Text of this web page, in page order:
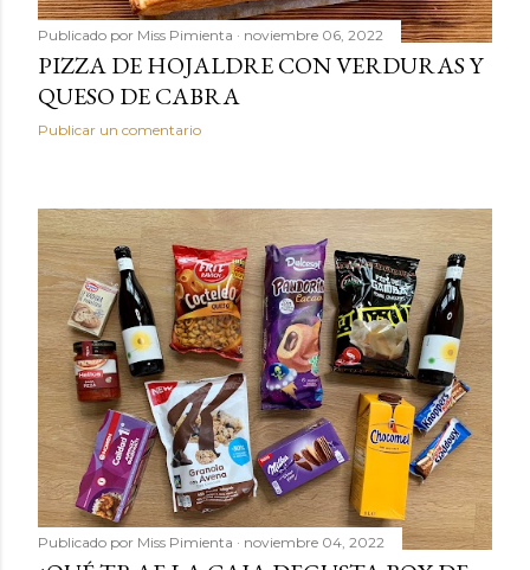
Publicado por Miss Pimienta noviembre 06, 2022
PIZZA DE HOJALDRE CON VERDURAS Y
QUESO DE CABRA
Publicar un comentario
Publicado por Miss Pimienta noviembre 04, 2022